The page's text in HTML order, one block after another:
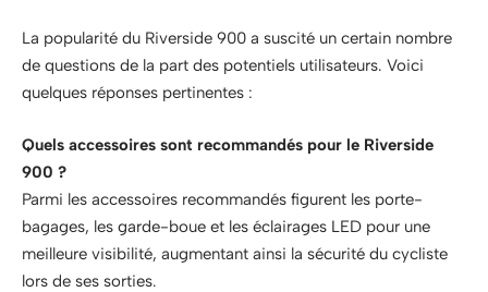
La popularité du Riverside 900 a suscité un certain nombre
de questions de la part des potentiels utilisateurs. Voici
quelques réponses pertinentes :
Quels accessoires sont recommandés pour le Riverside
900 ?
Parmi les accessoires recommandés figurent les porte-
bagages, les garde-boue et les éclairages LED pour une
meilleure visibilité, augmentant ainsi la sécurité du cycliste
lors de ses sorties.